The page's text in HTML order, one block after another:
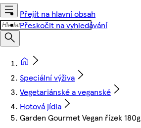
Přejít na hlavní obsah
Přeskočit na vyhledávání
Speciální výživa
Vegetariánské a veganské
Hotová jídla
Garden Gourmet Vegan řízek 180g